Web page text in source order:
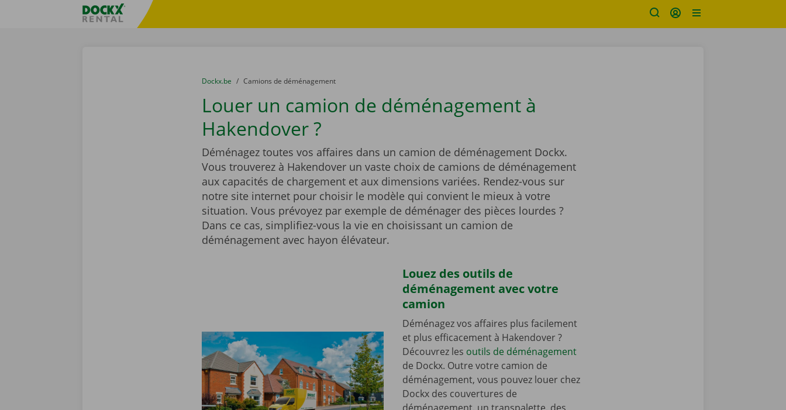
sitename
You are here:
du
Dockx.be to
Camions de déménagement
Louer un camion de déménagement à
Hakendover ?
Déménagez toutes vos affaires dans un camion de déménagement Dockx.
Vous trouverez à Hakendover un vaste choix de camions de déménagement
aux capacités de chargement et aux dimensions variées. Rendez-vous sur
notre site internet pour choisir le modèle qui convient le mieux à votre
situation. Vous prévoyez par exemple de déménager des pièces lourdes ?
Dans ce cas, simplifiez-vous la vie en choisissant un camion de
déménagement avec hayon élévateur.
Louez des outils de
déménagement avec votre
camion
Déménagez vos affaires plus facilement
et plus efficacement à Hakendover ?
Découvrez les outils de déménagement
de Dockx. Outre votre camion de
déménagement, vous pouvez louer chez
Dockx des couvertures de